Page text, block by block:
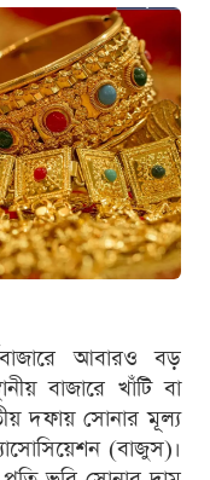
আবারও বড়
বাজারে খাঁটি বা
দফায় সোনার মূল্য
(বাজুস)।